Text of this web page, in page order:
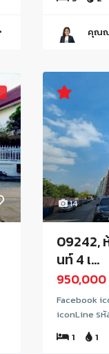
คุณณั
14
09242,
นท์ 4 เ...
950,000
Facebook
iconLine รหั
1
1